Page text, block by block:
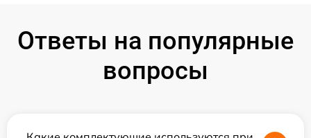
Ответы на популярные
вопросы